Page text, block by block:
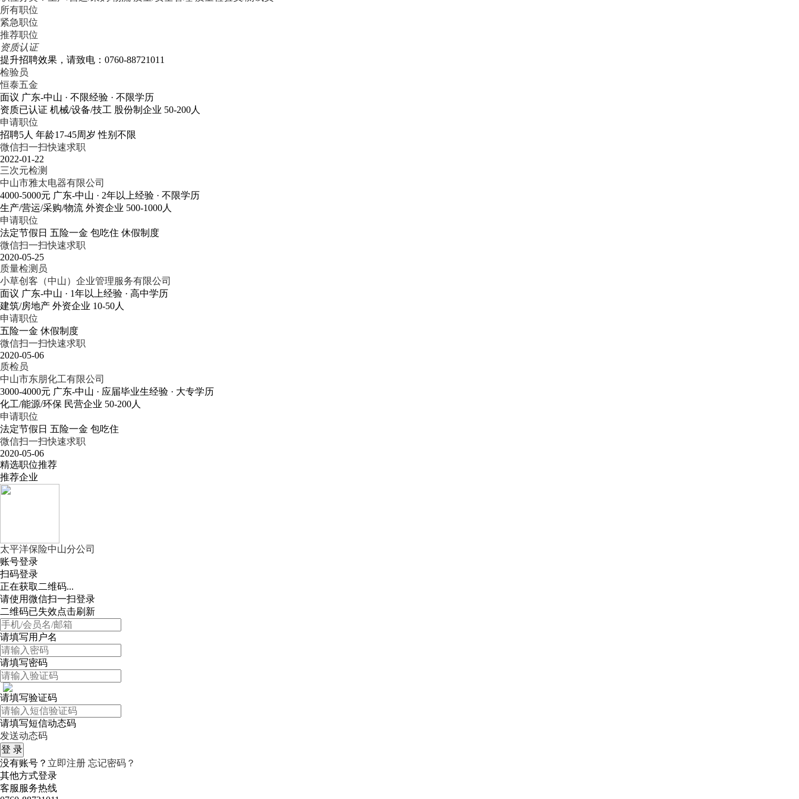
所有职位
紧急职位
推荐职位
资质认证
提升招聘效果，请致电：0760-88721011
检验员
恒泰五金
面议 广东-中山 · 不限经验 · 不限学历
资质已认证 机械/设备/技工 股份制企业 50-200人
申请职位
招聘5人 年龄17-45周岁 性别不限
微信扫一扫快速求职
2022-01-22
三次元检测
中山市雅太电器有限公司
4000-5000元 广东-中山 · 2年以上经验 · 不限学历
生产/营运/采购/物流 外资企业 500-1000人
申请职位
法定节假日 五险一金 包吃住 休假制度
微信扫一扫快速求职
2020-05-25
质量检测员
小草创客（中山）企业管理服务有限公司
面议 广东-中山 · 1年以上经验 · 高中学历
建筑/房地产 外资企业 10-50人
申请职位
五险一金 休假制度
微信扫一扫快速求职
2020-05-06
质检员
中山市东朋化工有限公司
3000-4000元 广东-中山 · 应届毕业生经验 · 大专学历
化工/能源/环保 民营企业 50-200人
申请职位
法定节假日 五险一金 包吃住
微信扫一扫快速求职
2020-05-06
精选职位推荐
推荐企业
太平洋保险中山分公司
账号登录
扫码登录
正在获取二维码...
请使用微信扫一扫登录
二维码已失效点击刷新
请填写用户名
请填写密码
请填写验证码
请填写短信动态码
发送动态码
没有账号？ 立即注册 忘记密码？
其他方式登录
客服服务热线